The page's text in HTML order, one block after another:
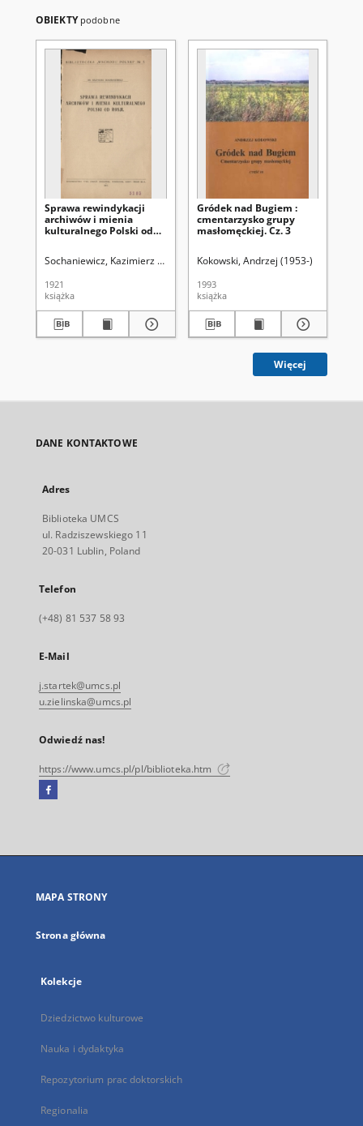
OBIEKTY podobne
Sprawa rewindykacji
archiwów i mienia
kulturalnego Polski od
Sochaniewicz, Kazimierz (1892-1930)
1921
książka
Gródek nad Bugiem :
cmentarzysko grupy
masłomęckiej. Cz. 3
Kokowski, Andrzej (1953-)
1993
książka
Więcej
DANE KONTAKTOWE
Adres
Biblioteka UMCS
ul. Radziszewskiego 11
20-031 Lublin, Poland
Telefon
(+48) 81 537 58 93
E-Mail
j.startek@umcs.pl
u.zielinska@umcs.pl
Odwiedź nas!
https://www.umcs.pl/pl/biblioteka.htm
Facebook
się
karcie
MAPA STRONY
Strona główna
Kolekcje
Dziedzictwo kulturowe
Nauka i dydaktyka
Repozytorium prac doktorskich
Regionalia